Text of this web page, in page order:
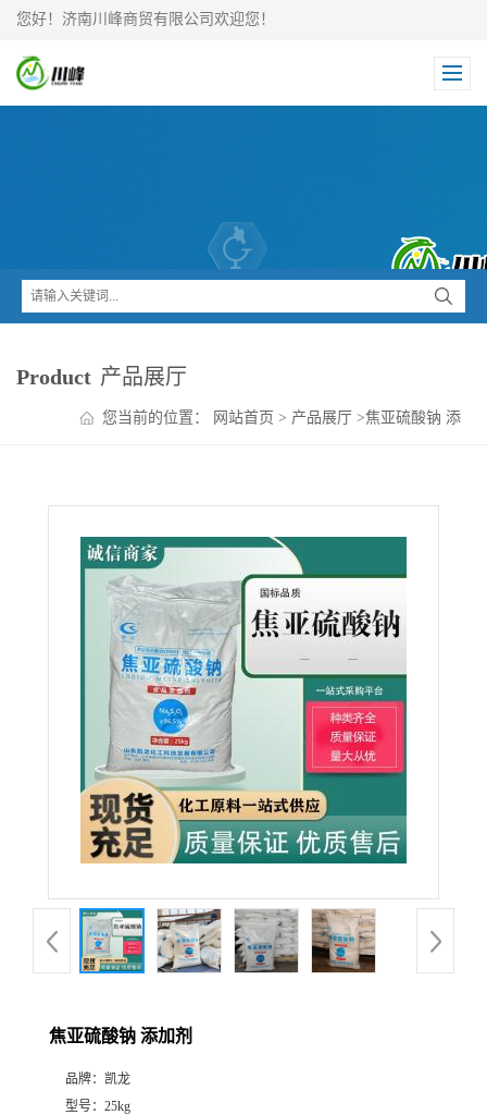
您好！济南川峰商贸有限公司欢迎您！
Product 产品展厅
您当前的位置： 网站首页 > 产品展厅 >焦亚硫酸钠 添
焦亚硫酸钠 添加剂
品牌： 凯龙
型号： 25kg